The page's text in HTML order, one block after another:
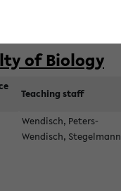
of Biology
Teaching staff
Wendisch, Peters-
Wendisch, Stegelmann